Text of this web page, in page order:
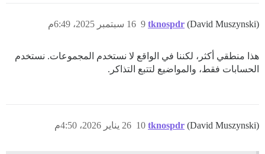
tknospdr (David Muszynski) 16 سبتمبر 2025، 6:49م 9
هذا منطقي أكثر، لكننا في الواقع لا نستخدم المجموعات. نستخدم
الحسابات فقط، والمواضيع لتتبع التذاكر.
tknospdr (David Muszynski) 26 يناير 2026، 4:50م 10